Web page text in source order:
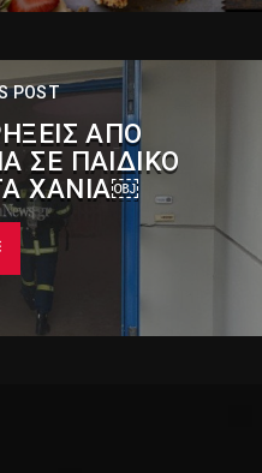
POST
ΑΠΌ
ΣΕ ΠΑΙΔΙΚΌ
ΧΑΝΙΆ￼